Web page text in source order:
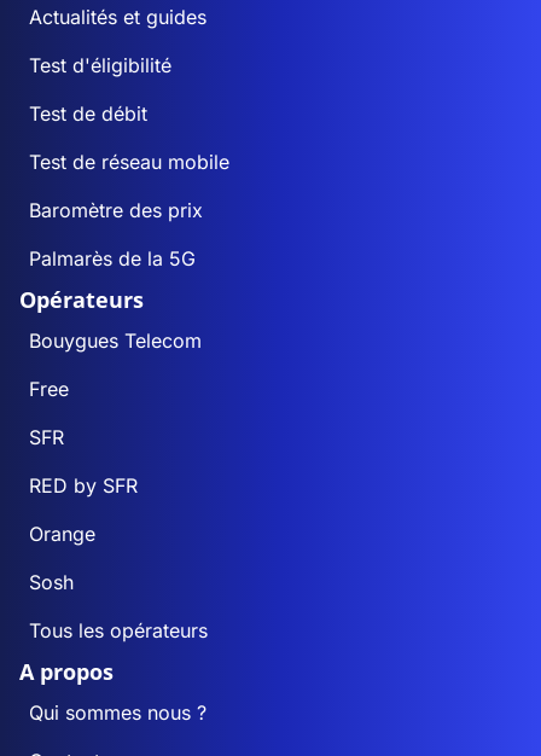
Actualités et guides
Test d'éligibilité
Test de débit
Test de réseau mobile
Baromètre des prix
Palmarès de la 5G
Opérateurs
Bouygues Telecom
Free
SFR
RED by SFR
Orange
Sosh
Tous les opérateurs
A propos
Qui sommes nous ?